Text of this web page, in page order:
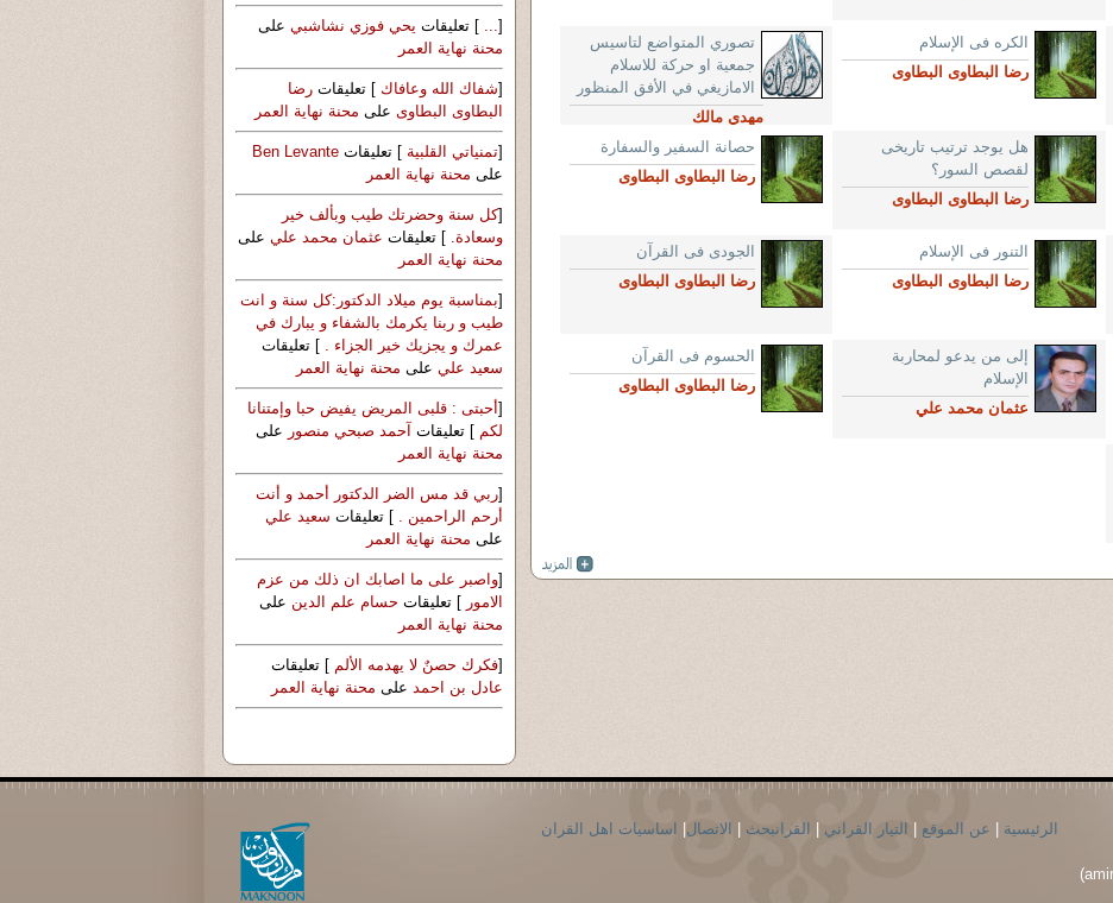
الكره فى الإسلام
رضا البطاوى البطاوى
تصوري المتواضع لتاسيس
جمعية او حركة للاسلام
الامازيغي في الأفق المنظور
مهدي مالك
هل يوجد ترتيب تاريخى
لقصص السور؟
رضا البطاوى البطاوى
حصانة السفير والسفارة
رضا البطاوى البطاوى
التنور فى الإسلام
رضا البطاوى البطاوى
الجودى فى القرآن
رضا البطاوى البطاوى
إلى من يدعو لمحاربة
الإسلام
عثمان محمد علي
الحسوم فى القرآن
رضا البطاوى البطاوى
[
... ] تعليقات يحي فوزي نشاشبي على
محنة نهاية العمر
[شفاك الله وعافاك ] تعليقات رضا
البطاوى البطاوى على محنة نهاية العمر
[تمنياتي القلبية ] تعليقات Ben Levante
على محنة نهاية العمر
[كل سنة وحضرتك طيب وبألف خير
وسعادة. ] تعليقات عثمان محمد علي على
محنة نهاية العمر
[بمناسبة يوم ميلاد الدكتور:كل سنة و انت
طيب و ربنا يكرمك بالشفاء و يبارك في
عمرك و يجزيك خير الجزاء . ] تعليقات
سعيد علي على محنة نهاية العمر
[أحبتى : قلبى المريض يفيض حبا وإمتنانا
لكم ] تعليقات آحمد صبحي منصور على
محنة نهاية العمر
[ربي قد مس الضر الدكتور أحمد و أنت
أرحم الراحمين . ] تعليقات سعيد علي
على محنة نهاية العمر
[واصبر على ما اصابك ان ذلك من عزم
الامور ] تعليقات حسام علم الدين على
محنة نهاية العمر
[فكرك حصنٌ لا يهدمه الألم ] تعليقات
عادل بن احمد على محنة نهاية العمر
الرئيسية عن الموقع التيار القراني القرانبحث الاتصال
اساسيات اهل القران